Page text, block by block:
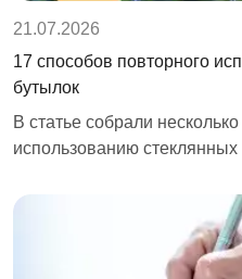
21.07.2026
17 способов повторного
бутылок
В статье собрали
использованию стеклянных